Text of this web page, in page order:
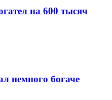
на 600 тысяч
немного богаче